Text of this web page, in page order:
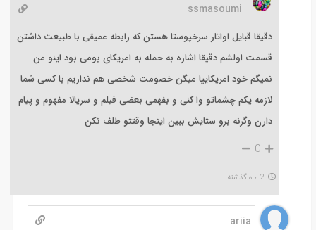
ssmasoumi
دقیقا قبایل اواتار سرخپوستا هستن که رابطه عمیقی با طبیعت داشتن
قسمت اولشم دقیقا اشاره به حمله به امریکای بومی بود اینو من
نمیگم خود امریکاییا میگن خصومت شخصی هم نداریم با کسی شما
لازمه یکم چشماتو وا کنی و بفهمی بعضی فیلم و سریالا مفهوم و پیام
دارن وگرنه برو ستایش ببین اینجا وقتتو طلف نکن
0
2 ماه گذشته
ariia